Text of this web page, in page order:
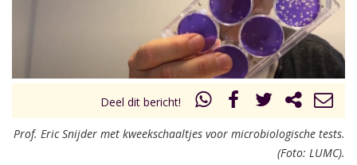
Deel dit bericht!
Prof. Eric Snijder met kweekschaaltjes voor microbiologische tests.
(Foto: LUMC).